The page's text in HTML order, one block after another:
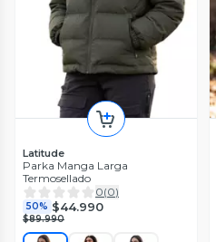
Latitude
Parka Manga Larga
Termosellado
0(0)
50% $44.990
$89.990